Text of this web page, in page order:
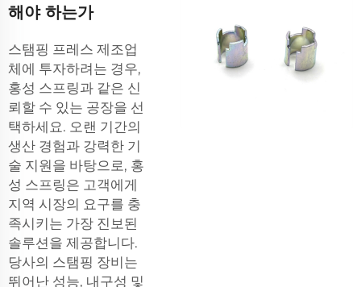
해야 하는가
스탬핑 프레스 제조업
체에 투자하려는 경우,
홍성 스프링과 같은 신
뢰할 수 있는 공장을 선
택하세요. 오랜 기간의
생산 경험과 강력한 기
술 지원을 바탕으로, 홍
성 스프링은 고객에게
지역 시장의 요구를 충
족시키는 가장 진보된
솔루션을 제공합니다.
당사의 스탬핑 장비는
뛰어난 성능, 내구성 및